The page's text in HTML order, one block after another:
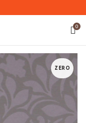
0
ZERO